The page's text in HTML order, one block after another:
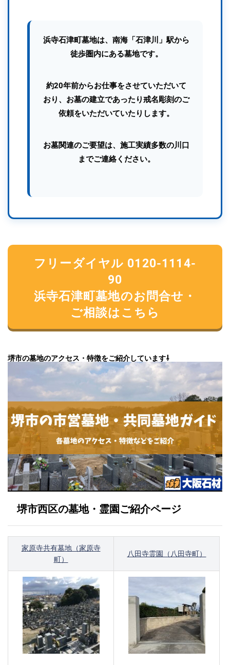
浜寺石津町墓地は、南海「石津川」駅から
徒歩圏内にある墓地です。
約20年前からお仕事をさせていただいて
おり、お墓の建立であったり戒名彫刻のご
依頼をいただいていたりします。
お墓関連のご要望は、施工実績多数の川口
までご連絡ください。
フリーダイヤル 0120-1114-
90
浜寺石津町墓地のお問合せ・
ご相談はこちら
堺市の墓地のアクセス・特徴をご紹介しています⇩
堺市西区の墓地・霊園ご紹介ページ
家原寺共有墓地（家原寺
町）
八田寺霊園（八田寺町）